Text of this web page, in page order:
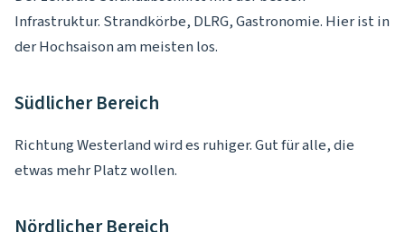
Infrastruktur. Strandkörbe, DLRG, Gastronomie. Hier ist in
der Hochsaison am meisten los.
Südlicher Bereich
Richtung Westerland wird es ruhiger. Gut für alle, die
etwas mehr Platz wollen.